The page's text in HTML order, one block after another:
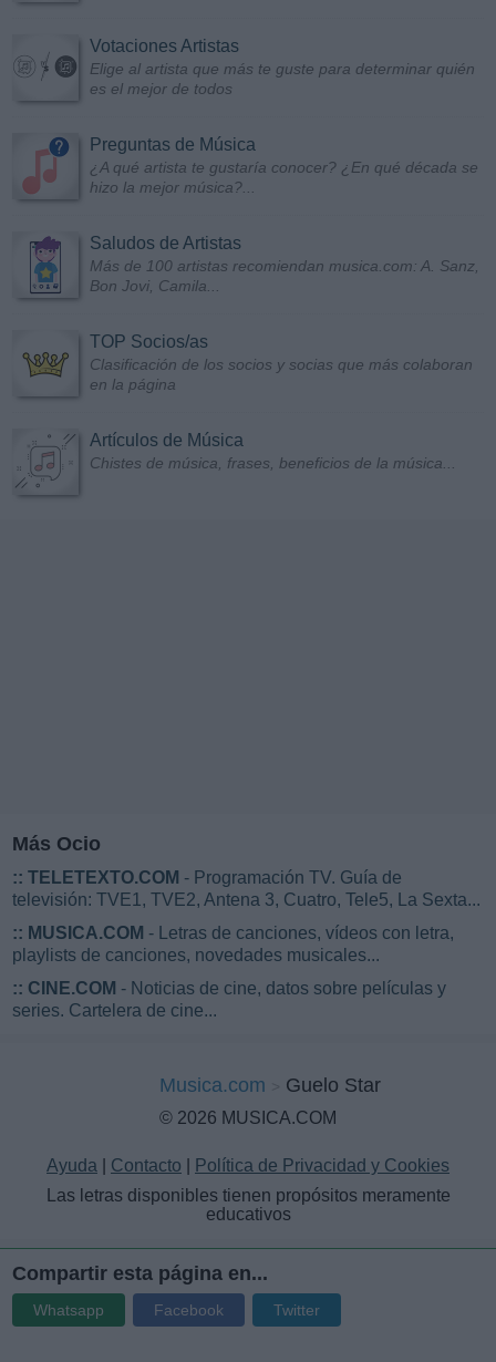
Votaciones Artistas
Elige al artista que más te guste para determinar quién
es el mejor de todos
Preguntas de Música
¿A qué artista te gustaría conocer? ¿En qué década se
hizo la mejor música?...
Saludos de Artistas
Más de 100 artistas recomiendan musica.com: A. Sanz,
Bon Jovi, Camila...
TOP Socios/as
Clasificación de los socios y socias que más colaboran
en la página
Artículos de Música
Chistes de música, frases, beneficios de la música...
Más Ocio
:: TELETEXTO.COM - Programación TV. Guía de
televisión: TVE1, TVE2, Antena 3, Cuatro, Tele5, La Sexta...
:: MUSICA.COM - Letras de canciones, vídeos con letra,
playlists de canciones, novedades musicales...
:: CINE.COM - Noticias de cine, datos sobre películas y
series. Cartelera de cine...
Musica.com Guelo Star
© 2026 MUSICA.COM
Ayuda Contacto
Política de Privacidad y Cookies
Las letras disponibles tienen propósitos meramente
educativos
Compartir esta página en...
Whatsapp Facebook Twitter